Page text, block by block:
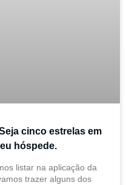
cinco estrelas em
hóspede.
listar na aplicação da
trazer alguns dos